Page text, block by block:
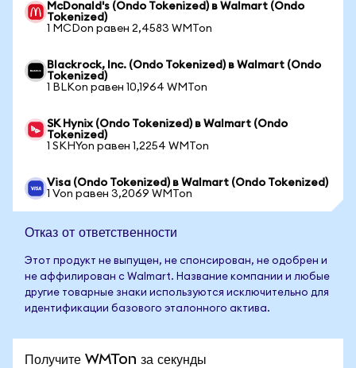
McDonald's (Ondo Tokenized) в Walmart (Ondo
Tokenized)
1 MCDon равен 2,4583 WMTon
Blackrock, Inc. (Ondo Tokenized) в Walmart (Ondo
Tokenized)
1 BLKon равен 10,1964 WMTon
SK Hynix (Ondo Tokenized) в Walmart (Ondo
Tokenized)
1 SKHYon равен 1,2254 WMTon
Visa (Ondo Tokenized) в Walmart (Ondo Tokenized)
1 Von равен 3,2069 WMTon
Отказ от ответственности
Этот продукт не выпущен, не спонсирован, не одобрен и
не аффилирован с Walmart. Название компании и любые
другие товарные знаки используются исключительно для
идентификации базового эталонного актива.
Получите WMTon за секунды